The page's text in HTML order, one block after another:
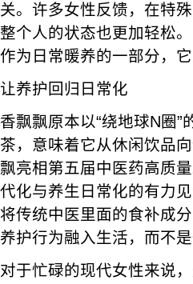
关。许多女性反馈，在特
整个人的状态也更加轻松
作为日常暖养的一部分，
让养护回归日常化
香飘飘原本以“绕地球N圈
茶，意味着它从休闲饮品
飘亮相第五届中医药高质
代化与养生日常化的有力
将传统中医里面的食补成
养护行为融入生活，而不
对于忙碌的现代女性来说